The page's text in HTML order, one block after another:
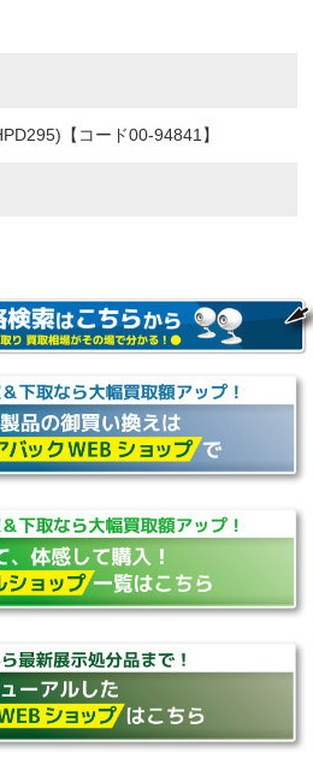
【コード00-94841】